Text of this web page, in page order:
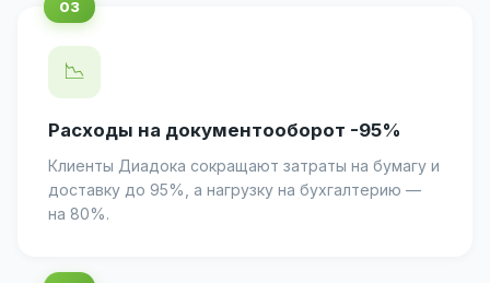
📉
Расходы на документооборот -95%
Клиенты Диадока сокращают затраты на бумагу и
доставку до 95%, а нагрузку на бухгалтерию —
на 80%.